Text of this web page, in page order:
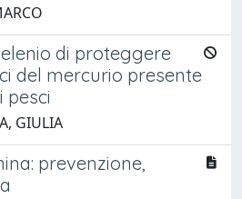
di proteggere
del mercurio presente
pesci
GIULIA
prevenzione,